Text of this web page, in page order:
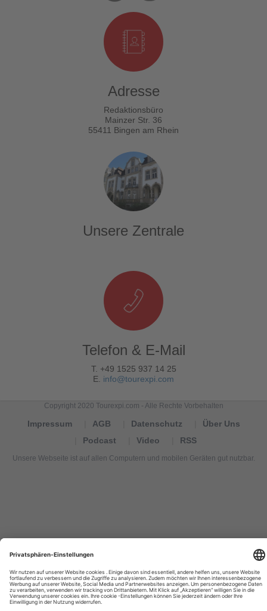
Adresse
Redaktionsbüro
Mainzer Str. 36
55411 Bingen am Rhein
Unsere Zentrale
Telefon & E-Mail
T. +49 1525 937 14 25
E. info@tourexpi.com
Copyright 2020 Tourexpi.com - Alle Rechte Vorbehalten
Impressum AGB Datenschutz
Über Uns
Podcast
Video RSS
Unsere Webseite ist auf allen Computern und mobilen Geräten gut nutzbar.
de
Tourismus
Nachrichten,
новости